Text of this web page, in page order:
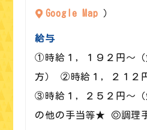
Google Map ）
給与
①時給１，１９２円～
方） ②時給１，２１２
③時給１，２５２円～
の他の手当等★ ◎調理